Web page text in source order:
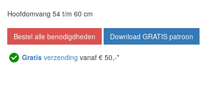
Hoofdomvang 54 t/m 60 cm
Bestel alle benodigdheden Download GRATIS patroon
Gratis verzending vanaf € 50,-*